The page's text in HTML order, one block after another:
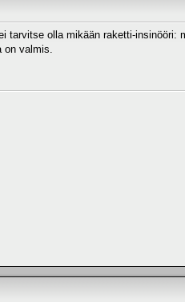
tarvitse olla mikään raketti-
valmis.